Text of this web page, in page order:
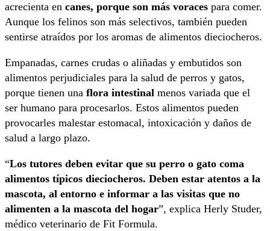
acrecienta en canes, porque son más voraces para comer.
Aunque los felinos son más selectivos, también pueden
sentirse atraídos por los aromas de alimentos dieciocheros.
Empanadas, carnes crudas o aliñadas y embutidos son
alimentos perjudiciales para la salud de perros y gatos,
porque tienen una flora intestinal menos variada que el
ser humano para procesarlos. Estos alimentos pueden
provocarles malestar estomacal, intoxicación y daños de
salud a largo plazo.
“Los tutores deben evitar que su perro o gato coma
alimentos típicos dieciocheros. Deben estar atentos a la
mascota, al entorno e informar a las visitas que no
alimenten a la mascota del hogar”, explica Herly Studer,
médico veterinario de Fit Formula.